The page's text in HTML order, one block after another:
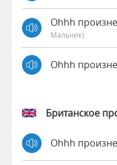
Ohhh
Мальчик)
Ohhh
Британское
Ohhh